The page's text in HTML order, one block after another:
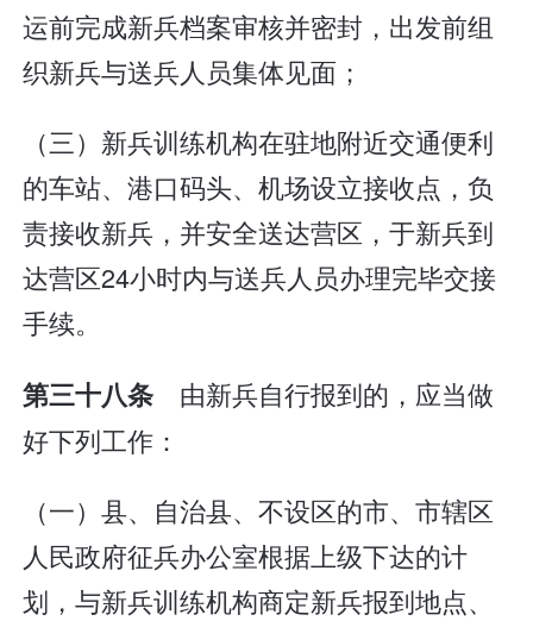
运前完成新兵档案审核并密封，出发前组
织新兵与送兵人员集体见面；
（三）新兵训练机构在驻地附近交通便利
的车站、港口码头、机场设立接收点，负
责接收新兵，并安全送达营区，于新兵到
达营区24小时内与送兵人员办理完毕交接
手续。
第三十八条 由新兵自行报到的，应当做
好下列工作：
（一）县、自治县、不设区的市、市辖区
人民政府征兵办公室根据上级下达的计
划，与新兵训练机构商定新兵报到地点、